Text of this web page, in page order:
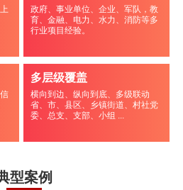
政府、事业单位、企业、军队，教
育、金融、电力、水力、消防等多
行业项目经验。
多层级覆盖
横向到边、纵向到底、多级联动
省、市、县区、乡镇街道、村社党
委、总支、支部、小组 ...
型案例